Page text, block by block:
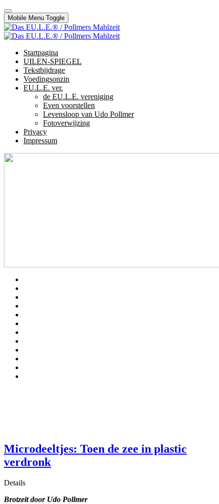
Mobile Menu Toggle
Startpagina
UILEN-SPIEGEL
Tekstbijdrage
Voedingsonzin
EU.L.E. ver.
de EU.L.E. vereniging
Even voorstellen
Levensloop van Udo Pollmer
Fotoverwijzing
Privacy
Impressum
Microdeeltjes: Toen de zee in plastic
verdronk
Details
Brotzeit door Udo Pollmer